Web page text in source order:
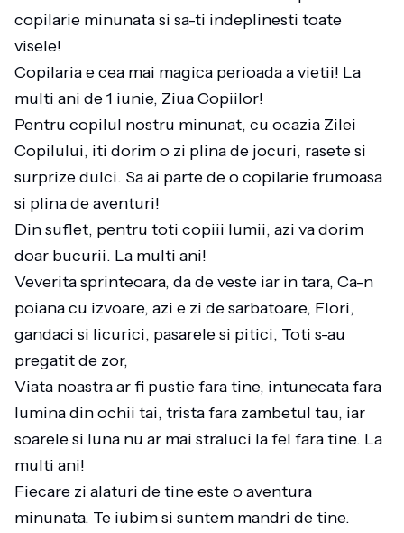
copilarie minunata si sa-ti indeplinesti toate
visele!
Copilaria e cea mai magica perioada a vietii! La
multi ani de 1 iunie, Ziua Copiilor!
Pentru copilul nostru minunat, cu ocazia Zilei
Copilului, iti dorim o zi plina de jocuri, rasete si
surprize dulci. Sa ai parte de o copilarie frumoasa
si plina de aventuri!
Din suflet, pentru toti copiii lumii, azi va dorim
doar bucurii. La multi ani!
Veverita sprinteoara, da de veste iar in tara, Ca-n
poiana cu izvoare, azi e zi de sarbatoare, Flori,
gandaci si licurici, pasarele si pitici, Toti s-au
pregatit de zor,
Viata noastra ar fi pustie fara tine, intunecata fara
lumina din ochii tai, trista fara zambetul tau, iar
soarele si luna nu ar mai straluci la fel fara tine. La
multi ani!
Fiecare zi alaturi de tine este o aventura
minunata. Te iubim si suntem mandri de tine.